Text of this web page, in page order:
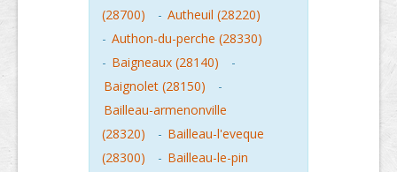
(28700)
- Autheuil (28220)
- Authon-du-perche (28330)
- Baigneaux (28140)
-
Baignolet (28150)
-
Bailleau-armenonville
(28320)
- Bailleau-l'eveque
(28300)
- Bailleau-le-pin